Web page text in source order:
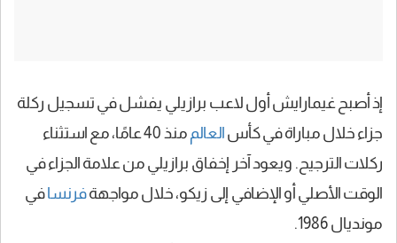
إذ أصبح غيمارايش أول لاعب برازيلي يفشل في تسجيل ركلة
جزاء خلال مباراة في كأس العالم
منذ 40 عامًا، مع استثناء
ركلات الترجيح. ويعود آخر إخفاق برازيلي من علامة الجزاء في
الوقت الأصلي أو الإضافي إلى زيكو، خلال مواجهةفرنسافي
مونديال 1986.